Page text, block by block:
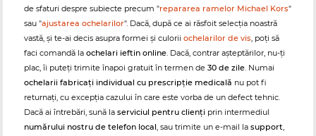
de sfaturi despre subiecte precum "repararea ramelor Michael Kors"
sau "ajustarea ochelarilor". Dacă, după ce ai răsfoit selecția noastră
vastă, și te-ai decis asupra formei și culorii ochelarilor de vis, poți să
faci comandă la ochelari ieftin online. Dacă, contrar așteptărilor, nu-ți
plac, îi puteți trimite înapoi gratuit în termen de 30 de zile. Numai
ochelarii fabricați individual cu prescripție medicală nu pot fi
returnați, cu excepția cazului în care este vorba de un defect tehnic.
Dacă ai întrebări, sună la serviciul pentru clienți prin intermediul
numărului nostru de telefon local, sau trimite un e-mail la support,